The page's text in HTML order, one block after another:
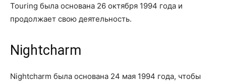
Touring была основана 26 октября 1994 года и
продолжает свою деятельность.
Nightcharm
Nightcharm была основана 24 мая 1994 года, чтобы